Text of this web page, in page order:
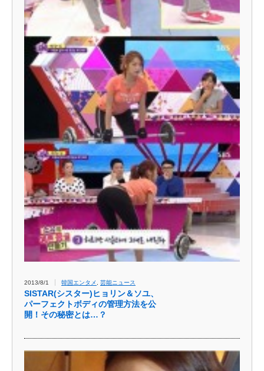
2013/8/1 韓国エンタメ , 芸能ニュース
SISTAR(シスター)ヒョリン＆ソユ、
パーフェクトボディの管理方法を公
開！その秘密とは…？